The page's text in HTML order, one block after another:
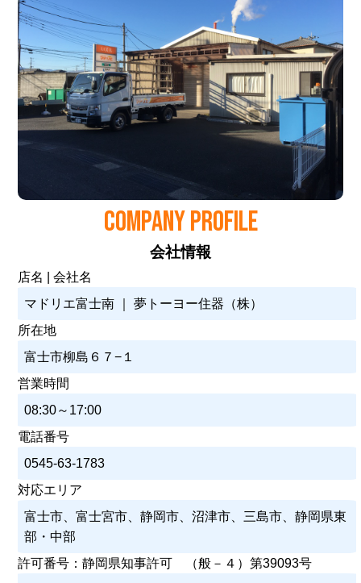
COMPANY PROFILE
会社情報
店名 | 会社名
マドリエ富士南 ｜ 夢トーヨー住器（株）
所在地
富士市柳島６７−１
営業時間
08:30～17:00
電話番号
0545-63-1783
対応エリア
富士市、富士宮市、静岡市、沼津市、三島市、静岡県東
部・中部
許可番号：静岡県知事許可 （般－４）第39093号